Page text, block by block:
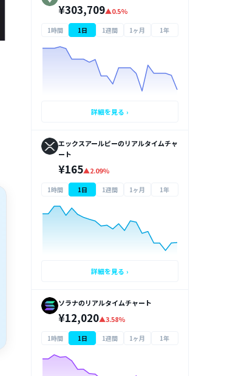
¥303,709▲0.5%
1時間 1日 1週間 1ヶ月 1年
詳細を見る ›
エックスアールピーのリアルタイムチャ
ート
¥165▲2.09%
1時間 1日 1週間 1ヶ月 1年
詳細を見る ›
ソラナのリアルタイムチャート
¥12,020▲3.58%
1時間 1日 1週間 1ヶ月 1年